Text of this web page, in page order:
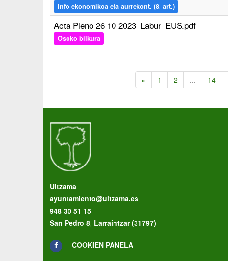
Info ekonomikoa eta aurrekont. (8. art.)
Acta Pleno 26 10 2023_Labur_EUS.pdf
Osoko bilkura
« 1 2 ... 14
Ultzama
ayuntamiento@ultzama.es
948 30 51 15
San Pedro 8, Larraintzar (31797)
COOKIEN PANELA